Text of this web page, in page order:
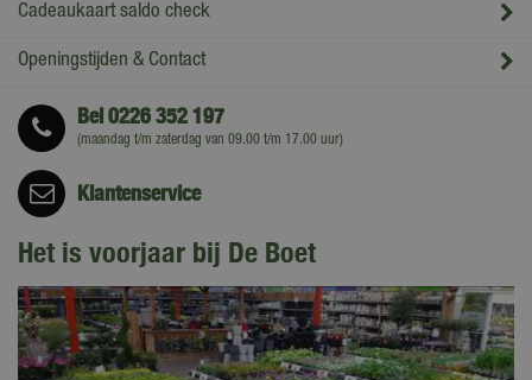
Cadeaukaart saldo check
Openingstijden & Contact
Bel0226 352 197
(maandag t/m zaterdag van 09.00 t/m 17.00 uur)
Klantenservice
Het is voorjaar bij De Boet